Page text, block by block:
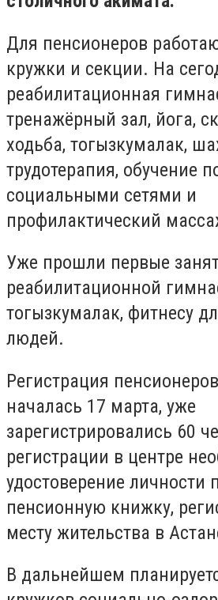
Для пенсионеров
кружки и секции. На
реабилитационная
тренажёрный зал, йога,
ходьба, тогызкумалак,
трудотерапия, обучение
социальными сетями и
профилактический
Уже прошли первые
реабилитационной
тогызкумалак, фитнесу
людей.
Регистрация
началась 17 марта, уже
зарегистрировались 60
регистрации в центре
удостоверение личности
пенсионную книжку,
месту жительства в
В дальнейшем